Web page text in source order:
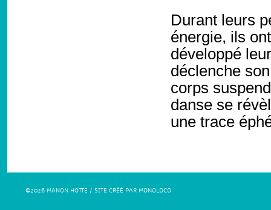
Durant leurs
énergie, ils
développé
déclenche
corps
danse se
une trace
©2026 MANON HOTTE / SITE CRÉÉ PAR MONOLOCO